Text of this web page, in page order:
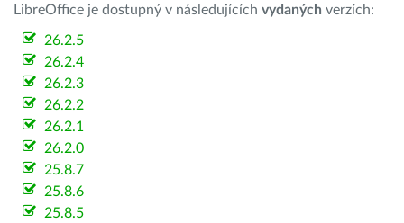
LibreOffice je dostupný v následujících vydaných verzích:
26.2.5
26.2.4
26.2.3
26.2.2
26.2.1
26.2.0
25.8.7
25.8.6
25.8.5